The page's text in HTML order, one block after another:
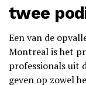
twee
Een van de
Montreal is het
professionals uit
geven op zowel